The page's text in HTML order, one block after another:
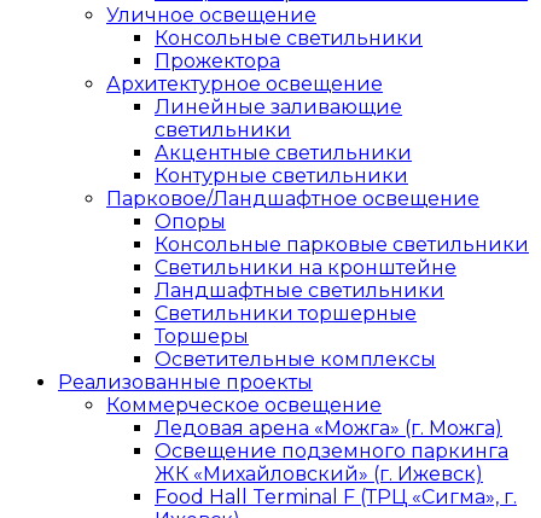
Уличное освещение
Консольные светильники
Прожектора
Архитектурное освещение
Линейные заливающие
светильники
Акцентные светильники
Контурные светильники
Парковое/Ландшафтное освещение
Опоры
Консольные парковые светильники
Светильники на кронштейне
Ландшафтные светильники
Светильники торшерные
Торшеры
Осветительные комплексы
Реализованные проекты
Коммерческое освещение
Ледовая арена «Можга» (г. Можга)
Освещение подземного паркинга
ЖК «Михайловский» (г. Ижевск)
Food Hall Terminal F (ТРЦ «Сигма», г.